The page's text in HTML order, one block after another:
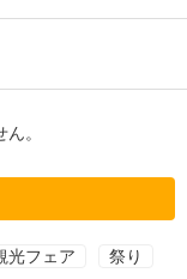
。
光フェア 祭り